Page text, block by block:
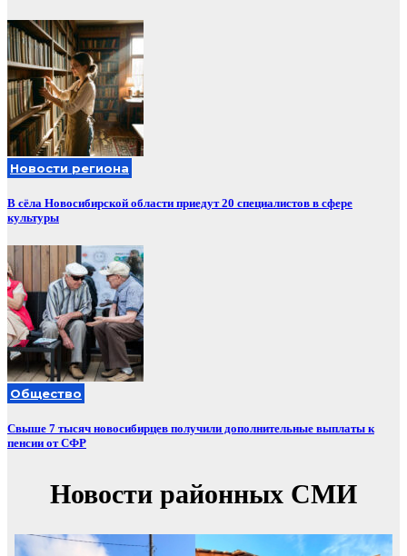
Новости региона
В сёла Новосибирской области приедут 20 специалистов в сфере
культуры
Общество
Свыше 7 тысяч новосибирцев получили дополнительные выплаты к
пенсии от СФР